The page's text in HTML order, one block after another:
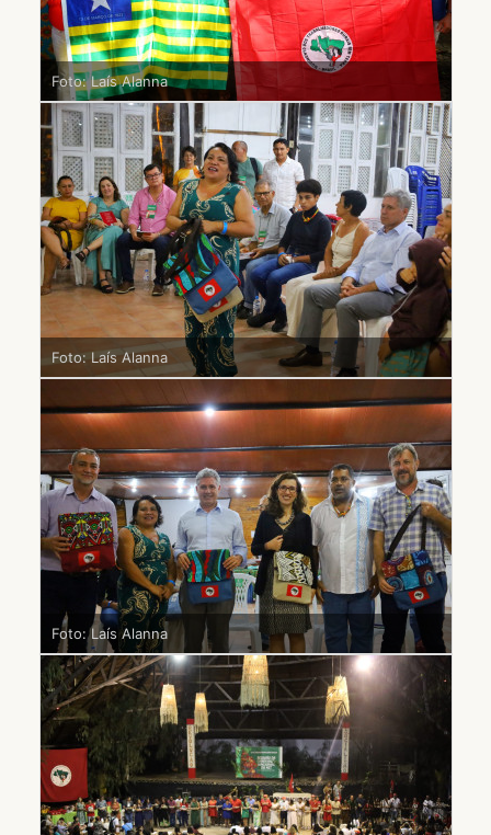
Foto: Laís Alanna
Foto: Laís Alanna
Foto: Laís Alanna